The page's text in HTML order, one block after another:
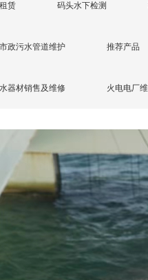
赁 码头水下检测
市政污水管道维护 推荐产品
器材销售及维修 火电电厂